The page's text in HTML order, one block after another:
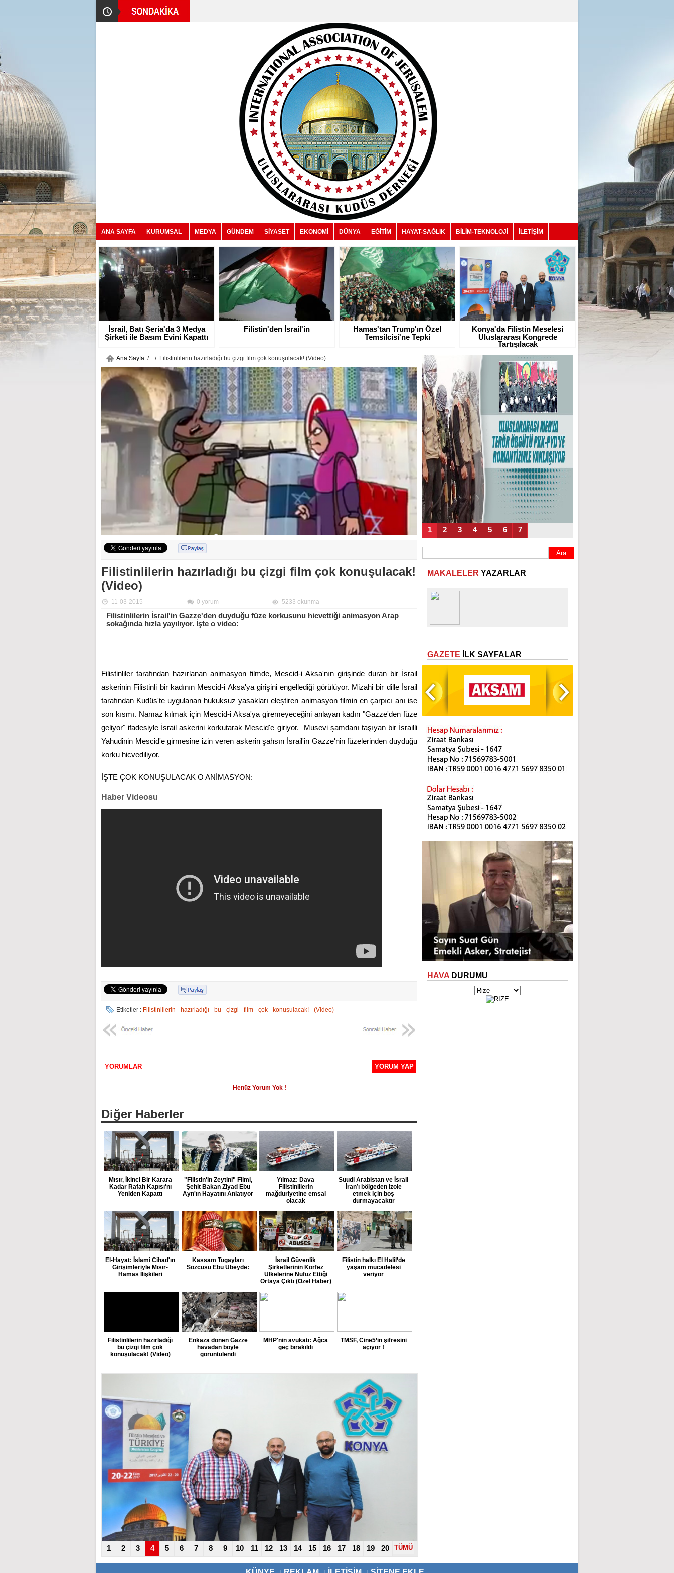
ANA SAYFA KURUMSAL MEDYA GÜNDEM SİYASET EKONOMİ DÜNYA EĞİTİM HAYAT-SAĞLIK BİLİM-TEKNOLOJİ İLETİŞİM
İsrail, Batı Şeria'da 3 Medya
Şirketi ile Basım Evini Kapattı
Filistin'den İsrail'in Hamas'tan Trump'ın Özel
Temsilcisi'ne Tepki
Konya'da Filistin Meselesi
Uluslararası Kongrede
Tartışılacak
Ana Sayfa / / Filistinlilerin hazırladığı bu çizgi film çok konuşulacak! (Video)
Filistinlilerin hazırladığı bu çizgi film çok konuşulacak!
(Video)
11-03-2015 0 yorum 5233 okunma
Filistinlilerin İsrail'in Gazze'den duyduğu füze korkusunu hicvettiği animasyon Arap
sokağında hızla yayılıyor. İşte o video:
Filistinliler tarafından hazırlanan animasyon filmde, Mescid-i Aksa'nın girişinde duran bir İsrail
askerinin Filistinli bir kadının Mescid-i Aksa'ya girişini engellediği görülüyor. Mizahi bir dille İsrail
tarafından Kudüs'te uygulanan hukuksuz yasakları eleştiren animasyon filmin en çarpıcı anı ise
son kısmı. Namaz kılmak için Mescid-i Aksa'ya giremeyeceğini anlayan kadın "Gazze'den füze
geliyor" ifadesiyle İsrail askerini korkutarak Mescid'e giriyor.  Musevi şamdanı taşıyan bir İsrailli
Yahudinin Mescid'e girmesine izin veren askerin şahsın İsrail'in Gazze'nin füzelerinden duyduğu
korku hicvediliyor.
İŞTE ÇOK KONUŞULACAK O ANİMASYON:
Haber Videosu
Etiketler : Filistinlilerin - hazırladığı - bu - çizgi - film - çok - konuşulacak! - (Video) -
YORUMLAR YORUM YAP
Henüz Yorum Yok !
Diğer Haberler
Mısır, İkinci Bir Karara
Kadar Rafah Kapısı'nı
Yeniden Kapattı
"Filistin'in Zeytini" Filmi,
Şehit Bakan Ziyad Ebu
Ayn'ın Hayatını Anlatıyor
Yılmaz: Dava
Filistinlilerin
mağduriyetine emsal
olacak
Suudi Arabistan ve İsrail
İran’ı bölgeden izole
etmek için boş
durmayacaktır
El-Hayat: İslami Cihad'ın
Girişimleriyle Mısır-
Hamas İlişkileri
Kassam Tugayları
Sözcüsü Ebu Ubeyde:
İsrail Güvenlik
Şirketlerinin Körfez
Ülkelerine Nüfuz Ettiği
Ortaya Çıktı (Özel Haber)
Filistin halkı El Halil’de
yaşam mücadelesi
veriyor
Filistinlilerin hazırladığı
bu çizgi film çok
konuşulacak! (Video)
Enkaza dönen Gazze
havadan böyle
görüntülendi
MHP'nin avukatı: Ağca
geç bırakıldı
TMSF, Cine5’in şifresini
açıyor !
1 2 3 4 5 6 7 8 9 10 11 12 13 14 15 16 17 18 19 20 TÜMÜ
1 2 3 4 5 6 7
MAKALELER YAZARLAR
GAZETE İLK SAYFALAR
HAVA DURUMU